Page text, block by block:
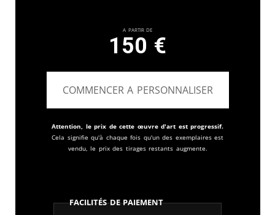
A partir de
150 €
COMMENCER A PERSONNALISER
Attention, le prix de cette œuvre d'art est progressif.
Cela signifie qu'à chaque fois qu'un des exemplaires est
vendu, le prix des tirages restants augmente.
Facilités de paiement